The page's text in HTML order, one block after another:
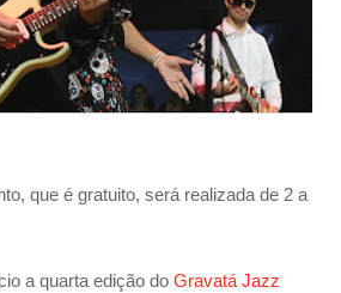
que é gratuito, será realizada de 2 a
a quarta edição do Gravatá Jazz